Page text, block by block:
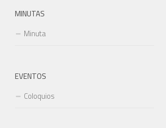
MINUTAS
Minuta
EVENTOS
Coloquios